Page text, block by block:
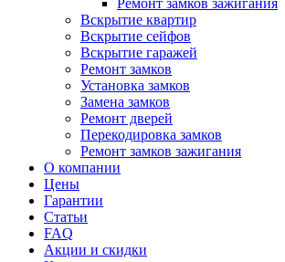
Ремонт замков зажигания
Вскрытие квартир
Вскрытие сейфов
Вскрытие гаражей
Ремонт замков
Установка замков
Замена замков
Ремонт дверей
Перекодировка замков
Ремонт замков зажигания
О компании
Цены
Гарантии
Статьи
FAQ
Акции и скидки